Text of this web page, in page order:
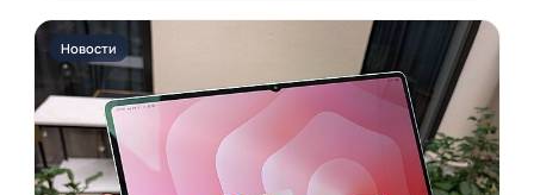
Новости